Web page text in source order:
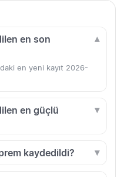
en son
en yeni kayıt 2026-
en güçlü
kaydedildi?